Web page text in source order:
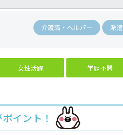
介護職・ヘルパー 派遣
女性活躍 学歴不問
イント！